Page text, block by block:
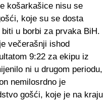
košarkašice nisu se
koje su se dosta
u borbi za prvaka BiH.
večerašnji ishod
9:22 za ekipu iz
ni u drugom periodu,
nemilosrdno je
gošći, koje je na kraju